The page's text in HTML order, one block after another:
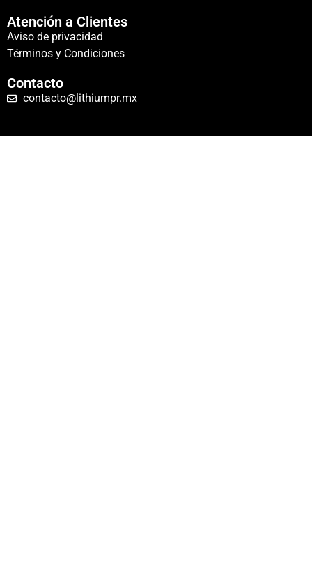
Atención a Clientes
Aviso de privacidad
Términos y Condiciones
Contacto
contacto@lithiumpr.mx